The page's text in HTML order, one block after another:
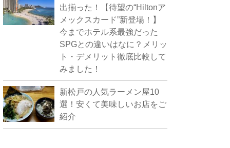
出揃った！【待望の“Hiltonア
メックスカード”新登場！】
今までホテル系最強だった
SPGとの違いはなに？メリッ
ト・デメリット徹底比較して
みました！
新松戸の人気ラーメン屋10
選！安くて美味しいお店をご
紹介